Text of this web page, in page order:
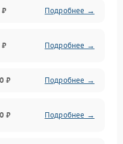
₽ Подробнее →
₽ Подробнее →
₽ Подробнее →
₽ Подробнее →